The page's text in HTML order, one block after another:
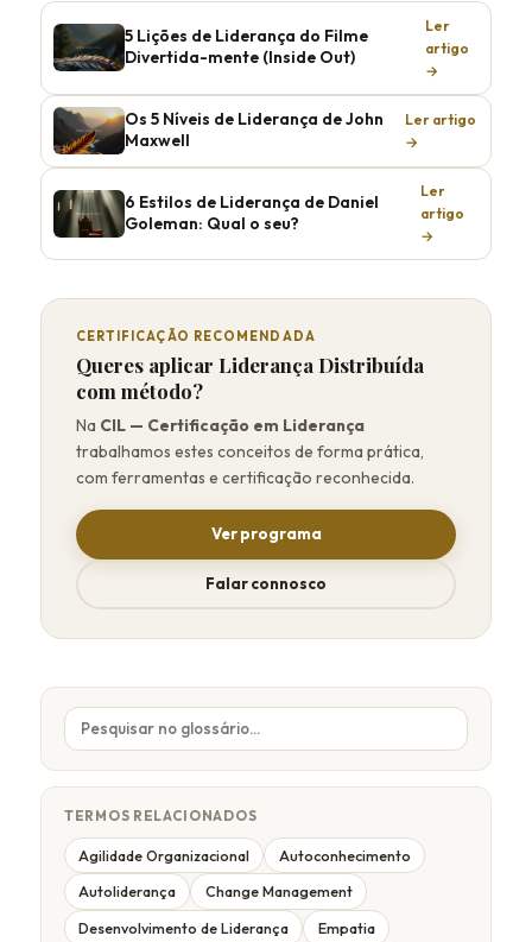
5 Lições de Liderança do Filme
Divertida-mente (Inside Out)
Ler
artigo
→
Os 5 Níveis de Liderança de John
Maxwell
Ler artigo
→
6 Estilos de Liderança de Daniel
Goleman: Qual o seu?
Ler
artigo
→
CERTIFICAÇÃO RECOMENDADA
Queres aplicar Liderança Distribuída
com método?
Na CIL — Certificação em Liderança
trabalhamos estes conceitos de forma prática,
com ferramentas e certificação reconhecida.
Ver programa
Falar connosco
TERMOS RELACIONADOS
Agilidade Organizacional Autoconhecimento
Autoliderança Change Management
Desenvolvimento de Liderança Empatia